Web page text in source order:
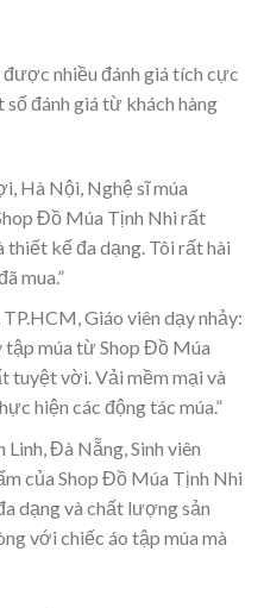
nhiều đánh giá tích cực
đánh giá từ khách hàng
Hà Nội, Nghệ sĩ múa
Đồ Múa Tịnh Nhi rất
kế đa dạng. Tôi rất hài
mua.”
Giáo viên dạy nhảy:
tập múa từ Shop Đồ Múa
tuyệt vời. Vải mềm mại và
hiện các động tác múa.”
Đà Nẵng, Sinh viên
của Shop Đồ Múa Tịnh Nhi
dạng và chất lượng sản
với chiếc áo tập múa mà